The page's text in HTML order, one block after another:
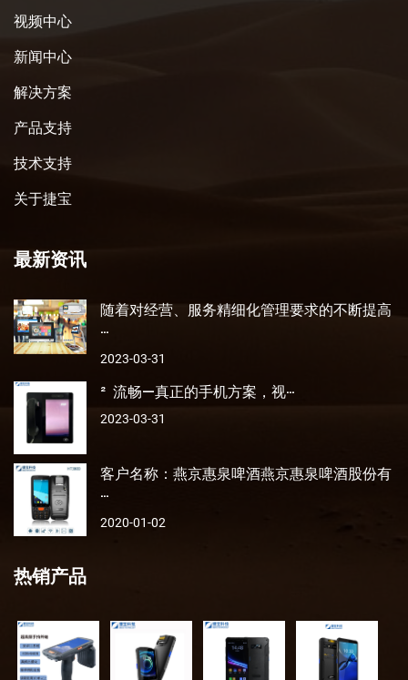
视频中心
新闻中心
解决方案
产品支持
技术支持
关于捷宝
最新资讯
随着对经营、服务精细化管理要求的不断提高
···
2023-03-31
² 流畅—真正的手机方案，视···
2023-03-31
客户名称：燕京惠泉啤酒燕京惠泉啤酒股份有
···
2020-01-02
热销产品